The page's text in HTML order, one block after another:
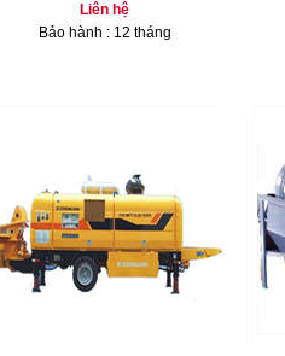
Liên hệ
Bảo hành : 12 tháng